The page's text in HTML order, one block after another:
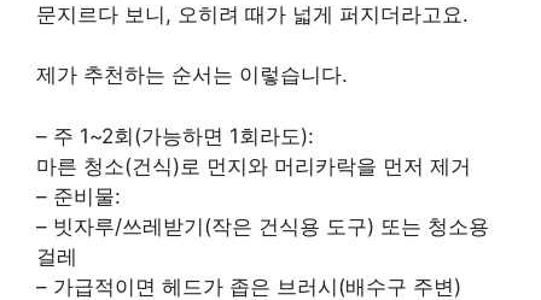
문지르다 보니, 오히려 때가 넓게 퍼지더라고요.
제가 추천하는 순서는 이렇습니다.
– 주 1~2회(가능하면 1회라도):
마른 청소(건식)로 먼지와 머리카락을 먼저 제거
– 준비물:
– 빗자루/쓰레받기(작은 건식용 도구) 또는 청소용
걸레
– 가급적이면 헤드가 좁은 브러시(배수구 주변)